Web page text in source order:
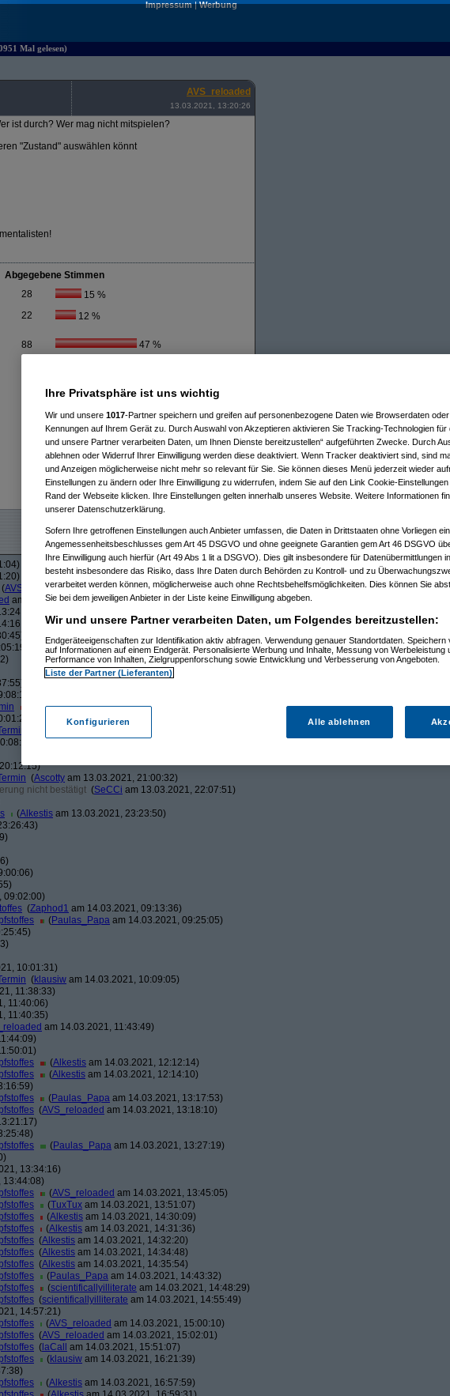
Impressum|Werbung
Mal gelesen)
AVS_reloaded
13.03.2021, 13:20:26
ist durch? Wer mag nicht mitspielen?
"Zustand" auswählen könnt
Abgegebene Stimmen
28 15 %
22 12 %
88 47 %
12 %
4 %
(AVS_reloadedam 13.03.2021, 13:22:08)
am 13.03.2021, 13:23:55)
Ascottyam 13.03.2021, 19:14:53)
(Ascotty am 13.03.2021, 21:00:32)
nicht bestätigt (SeCCi am 13.03.2021, 22:07:51)
(Alkestis am 13.03.2021, 23:23:50)
09:02:00)
(Zaphod1 am 14.03.2021, 09:13:36)
(Paulas_Papa am 14.03.2021, 09:25:05)
10:01:31)
(klausiw am 14.03.2021, 10:09:05)
11:38:33)
11:40:06)
11:40:35)
am 14.03.2021, 11:43:49)
(Alkestis am 14.03.2021, 12:12:14)
(Alkestis am 14.03.2021, 12:14:10)
(Paulas_Papa am 14.03.2021, 13:17:53)
(AVS_reloaded am 14.03.2021, 13:18:10)
(Paulas_Papa am 14.03.2021, 13:27:19)
13:34:16)
13:44:08)
(AVS_reloaded am 14.03.2021, 13:45:05)
(TuxTux am 14.03.2021, 13:51:07)
(Alkestis am 14.03.2021, 14:30:09)
(Alkestis am 14.03.2021, 14:31:36)
(Alkestis am 14.03.2021, 14:32:20)
(Alkestis am 14.03.2021, 14:34:48)
(Alkestis am 14.03.2021, 14:35:54)
(Paulas_Papa am 14.03.2021, 14:43:32)
(scientificallyilliterate am 14.03.2021, 14:48:29)
(scientificallyilliterate am 14.03.2021, 14:55:49)
14:57:21)
(AVS_reloaded am 14.03.2021, 15:00:10)
(AVS_reloaded am 14.03.2021, 15:02:01)
( laCall
am 14.03.2021, 15:51:07)
(klausiw am 14.03.2021, 16:21:39)
(Alkestis am 14.03.2021, 16:57:59)
Ihre Privatsphäre ist uns wichtig
Wir und unsere 1017-Partner speichern und greifen auf personenbezogene Daten wie Browserdaten
Kennungen auf Ihrem Gerät zu. Durch Auswahl von Akzeptieren aktivieren Sie Tracking-Technologien für
und unsere Partner verarbeiten Daten, um Ihnen Dienste bereitzustellen“ aufgeführten Zwecke. Durch
ablehnen oder Widerruf Ihrer Einwilligung werden diese deaktiviert. Wenn Tracker deaktiviert sind, sind
und Anzeigen möglicherweise nicht mehr so relevant für Sie. Sie können dieses Menü jederzeit wieder
Einstellungen zu ändern oder Ihre Einwilligung zu widerrufen, indem Sie auf den Link Cookie-
Rand der Webseite klicken. Ihre Einstellungen gelten innerhalb unseres Website. Weitere Informationen
unserer Datenschutzerklärung.
Sofern Ihre getroffenen Einstellungen auch Anbieter umfassen, die Daten in Drittstaaten ohne Vorliegen
Angemessenheitsbeschlusses gem Art 45 DSGVO und ohne geeignete Garantien gem Art 46 DSGVO
Ihre Einwilligung auch hierfür (Art 49 Abs 1 lit a DSGVO). Dies gilt insbesondere für Datenübermittlungen
besteht insbesondere das Risiko, dass Ihre Daten durch Behörden zu Kontroll- und zu
verarbeitet werden können, möglicherweise auch ohne Rechtsbehelfsmöglichkeiten. Dies können Sie
Sie bei dem jeweiligen Anbieter in der Liste keine Einwilligung abgeben.
Wir und unsere Partner verarbeiten Daten, um Folgendes bereitzustellen:
Endgeräteeigenschaften zur Identifikation aktiv abfragen. Verwendung genauer Standortdaten. Speichern
auf Informationen auf einem Endgerät. Personalisierte Werbung und Inhalte, Messung von Werbeleistung
Performance von Inhalten, Zielgruppenforschung sowie Entwicklung und Verbesserung von Angeboten.
Liste der Partner (Lieferanten)
Konfigurieren Alle ablehnen